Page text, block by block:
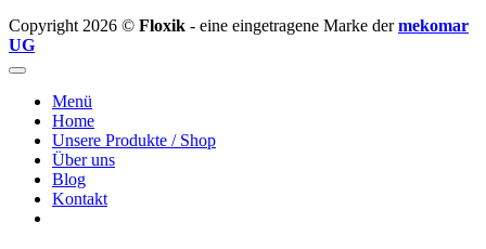
Copyright 2026 © Floxik - eine eingetragene Marke dermekomar
UG
Menü
Home
Unsere Produkte / Shop
Über uns
Blog
Kontakt